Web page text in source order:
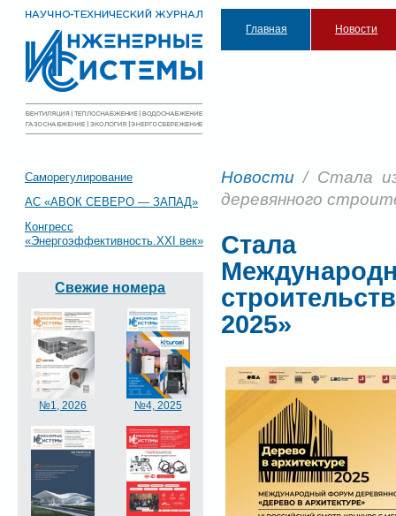
Главная Новости
Саморегулирование
АС «АВОК СЕВЕРО — ЗАПАД»
Конгресс
«Энергоэффективность.XXI век»
Свежие номера
№1, 2026 №4, 2025
Новости / Стала
деревянного
Стала
2025»